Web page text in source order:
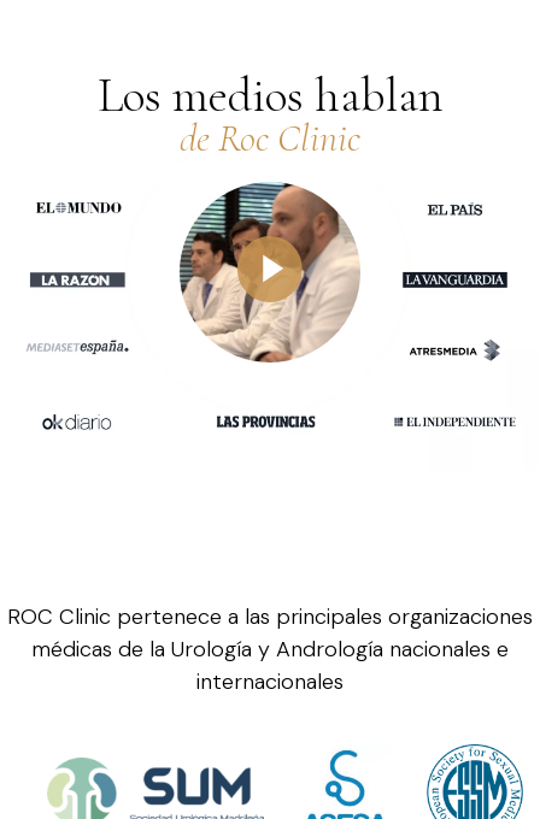
Los medios hablan
de Roc Clinic
ROC Clinic pertenece a las principales organizaciones
médicas de la Urología y Andrología nacionales e
internacionales